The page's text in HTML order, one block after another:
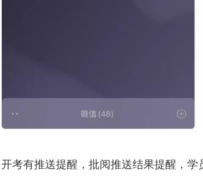
考有推送提醒，批阅推送结果提醒，学